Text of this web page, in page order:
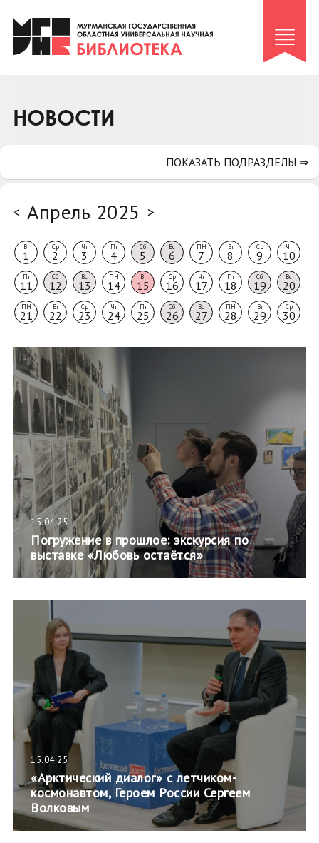
Клуб «Гиря и сельдерей»
Клуб «Семейный архив»
Коллегам
НОВОСТИ
< Апрель 2025 >
Вт
1
Ср
2
Чт
3
Пт
4
Сб
5
Вс
6
ПН
7
Вт
8
Ср
9
Чт
10
Пт
11
Сб
12
Вс
13
ПН
14
Вт
15
Ср
16
Чт
17
Пт
18
Сб
19
Вс
20
ПН
21
Вт
22
Ср
23
Чт
24
Пт
25
Сб
26
Вс
27
ПН
28
Вт
29
Ср
30
15.04.25
Погружение в прошлое: экскурсия по
выставке «Любовь остаётся»
15.04.25
«Арктический диалог» с летчиком-
космонавтом, Героем России Сергеем
Волковым
ПОКАЗАТЬ ПОДРАЗДЕЛЫ ⇒